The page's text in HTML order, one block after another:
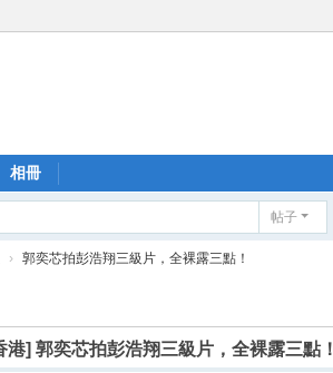
相冊
帖子
› 郭奕芯拍彭浩翔三級片，全裸露三點！
港] 郭奕芯拍彭浩翔三級片，全裸露三點！